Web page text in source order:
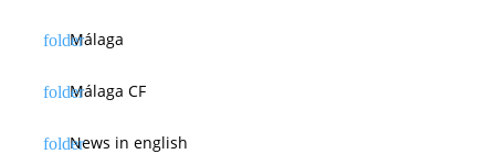
Málaga
Málaga CF
News in english